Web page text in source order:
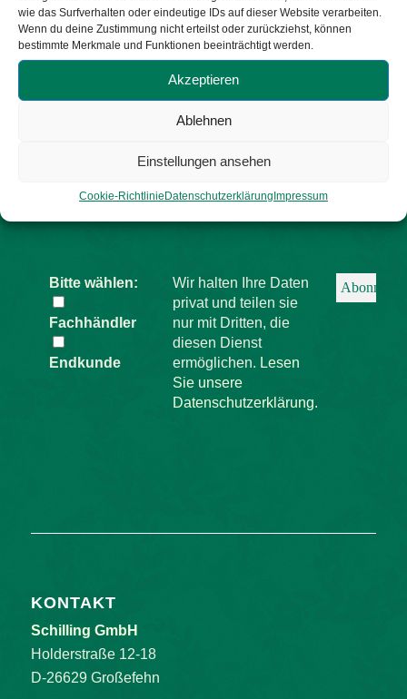
wie das Surfverhalten oder eindeutige IDs auf dieser Website verarbeiten.
Wenn du deine Zustimmung nicht erteilst oder zurückziehst, können
bestimmte Merkmale und Funktionen beeinträchtigt werden.
Akzeptieren
Ablehnen
Einstellungen ansehen
Cookie-RichtlinieDatenschutzerklärungImpressum
Newsletter abonnieren
Erfahren Sie als erstes von
Angeboten, Aktionen und neuem aus
der Schilling Ideen-Schmiede!
Firma E-Mail
Bitte wählen:
Fachhändler
Endkunde
Wir halten Ihre Daten
privat und teilen sie
nur mit Dritten, die
diesen Dienst
ermöglichen. Lesen
Sie unsere
Datenschutzerklärung.
KONTAKT
Schilling GmbH
Holderstraße 12-18
D-26629 Großefehn